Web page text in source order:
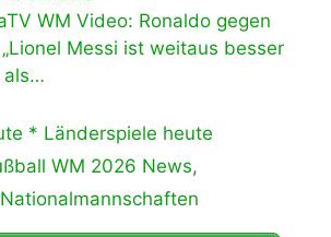
WM Video: Ronaldo gegen
Messi ist weitaus besser
als…
* Länderspiele heute
WM 2026 News,